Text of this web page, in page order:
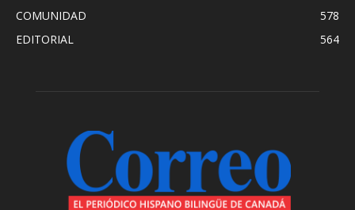
COMUNIDAD
578
EDITORIAL
564